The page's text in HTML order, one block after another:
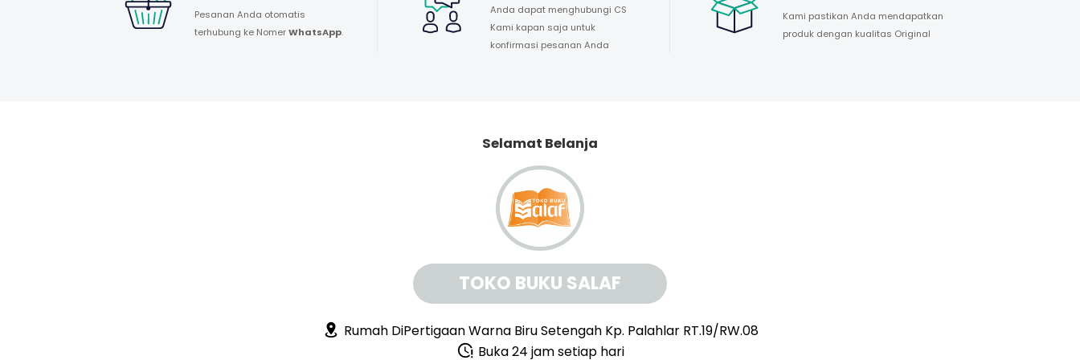
Pesanan Anda otomatis
terhubung ke NomerWhatsApp.
Anda dapat menghubungi CS
Kami kapan saja untuk
konfirmasi pesanan Anda
Kami pastikan Anda mendapatkan
produk dengan kualitas Original
Selamat Belanja
TOKO BUKU SALAF
Rumah DiPertigaan Warna Biru Setengah Kp. Palahlar RT.19/RW.08
Buka 24 jam setiap hari